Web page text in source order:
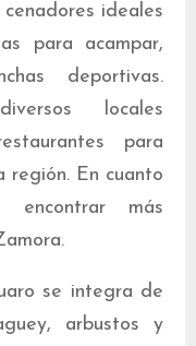
ideales
para acampar,
deportivas.
locales
para
En cuanto
más
se integra de
arbustos y